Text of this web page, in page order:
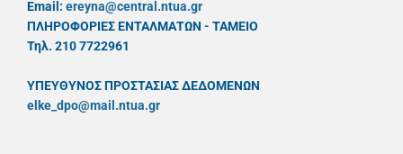
Email: ereyna@central.ntua.gr
ΠΛΗΡΟΦΟΡΙΕΣ ΕΝΤΑΛΜΑΤΩΝ - ΤΑΜΕΙΟ
Τηλ. 210 7722961
ΥΠΕΥΘYΝΟΣ ΠΡΟΣΤΑΣΙΑΣ ΔΕΔΟΜΕΝΩΝ
elke_dpo@mail.ntua.gr